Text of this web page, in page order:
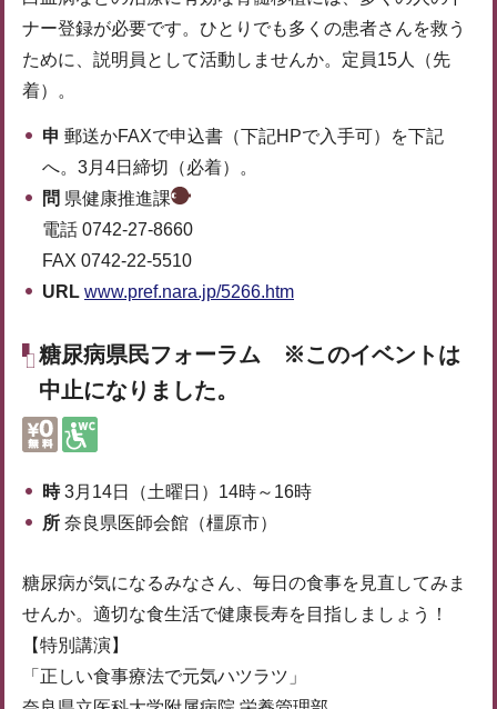
ナー登録が必要です。ひとりでも多くの患者さんを救う
ために、説明員として活動しませんか。定員15人（先
着）。
申 郵送かFAXで申込書（下記HPで入手可）を下記
へ。3月4日締切（必着）。
問 県健康推進課
電話 0742-27-8660
FAX 0742-22-5510
URL www.pref.nara.jp/5266.htm
糖尿病県民フォーラム ※このイベントは
中止になりました。
時3月14日（土曜日）14時～16時
所 奈良県医師会館（橿原市）
糖尿病が気になるみなさん、毎日の食事を見直してみま
せんか。適切な食生活で健康長寿を目指しましょう！
【特別講演】
「正しい食事療法で元気ハツラツ」